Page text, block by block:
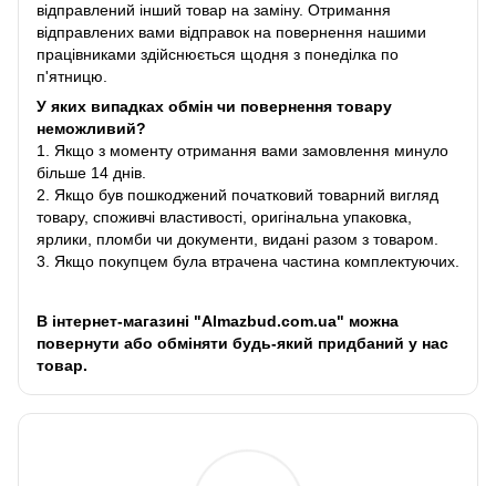
відправлений інший товар на заміну. Отримання
відправлених вами відправок на повернення нашими
працівниками здійснюється щодня з понеділка по
п'ятницю.
У яких випадках обмін чи повернення товару
неможливий?
1. Якщо з моменту отримання вами замовлення минуло
більше 14 днів.
2. Якщо був пошкоджений початковий товарний вигляд
товару, споживчі властивості, оригінальна упаковка,
ярлики, пломби чи документи, видані разом з товаром.
3. Якщо покупцем була втрачена частина комплектуючих.
В інтернет-магазині "Almazbud.com.ua" можна
повернути або обміняти будь-який придбаний у нас
товар.